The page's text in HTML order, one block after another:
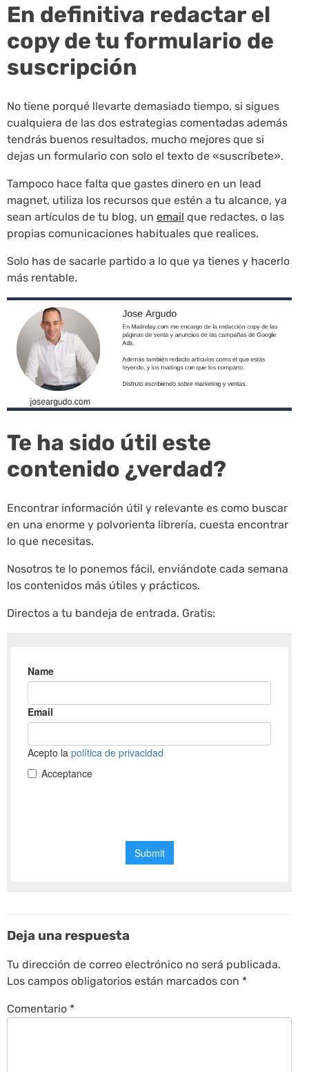
En definitiva redactar el
copy de tu formulario de
suscripción
No tiene porqué llevarte demasiado tiempo, si sigues
cualquiera de las dos estrategias comentadas además
tendrás buenos resultados, mucho mejores que si
dejas un formulario con solo el texto de «suscríbete».
Tampoco hace falta que gastes dinero en un lead
magnet, utiliza los recursos que estén a tu alcance, ya
sean artículos de tu blog, un email que redactes, o las
propias comunicaciones habituales que realices.
Solo has de sacarle partido a lo que ya tienes y hacerlo
más rentable.
Te ha sido útil este
contenido ¿verdad?
Encontrar información útil y relevante es como buscar
en una enorme y polvorienta librería, cuesta encontrar
lo que necesitas.
Nosotros te lo ponemos fácil, enviándote cada semana
los contenidos más útiles y prácticos.
Directos a tu bandeja de entrada. Gratis:
Deja una respuesta
Tu dirección de correo electrónico no será publicada.
Los campos obligatorios están marcados con *
Comentario *